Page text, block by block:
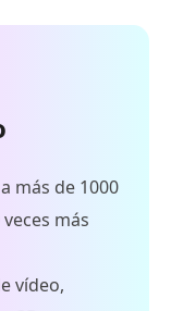
más de 1000
más
vídeo,